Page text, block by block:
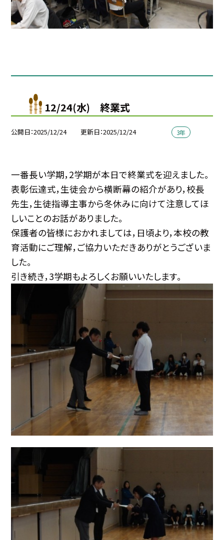
12/24(水) 終業式
公開日 2025/12/24 更新日 2025/12/24 3年
一番長い学期，2学期が本日で終業式を迎えました。
表彰伝達式，生徒会から横断幕の紹介があり，校長
先生，生徒指導主事から冬休みに向けて注意してほ
しいことのお話がありました。
保護者の皆様におかれましては，日頃より，本校の教
育活動にご理解，ご協力いただきありがとうございま
した。
引き続き，3学期もよろしくお願いいたします。